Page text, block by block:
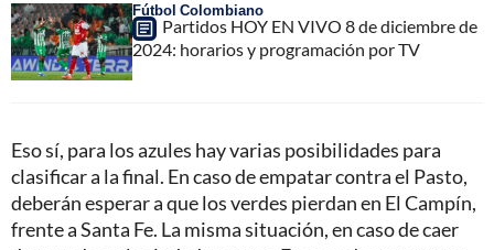
Fútbol Colombiano
Partidos HOY EN VIVO 8 de diciembre de
2024: horarios y programación por TV
Eso sí, para los azules hay varias posibilidades para
clasificar a la final. En caso de empatar contra el Pasto,
deberán esperar a que los verdes pierdan en El Campín,
frente a Santa Fe. La misma situación, en caso de caer